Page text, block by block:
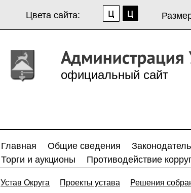
Цвета сайта:
официальный сайт
Главная Общие сведения
Торги и аукционы
Противодействие
Устав Округа Проекты устава Решения